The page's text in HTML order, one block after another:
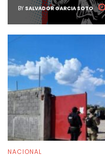
BY SALVADOR GARCIA SOTO
NACIONAL